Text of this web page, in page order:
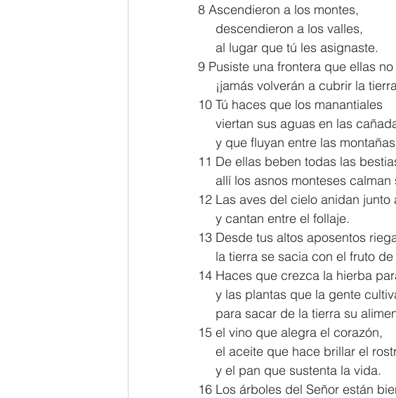
8 Ascendieron a los montes,
     descendieron a los valles,
     al lugar que tú les asignaste.
9 Pusiste una frontera que ellas
¡jamás volverán a cubrir la
10 Tú haces que los manantiales
viertan sus aguas en las
y que fluyan entre las
11 De ellas beben todas las
allí los asnos monteses
12 Las aves del cielo anidan junto
     y cantan entre el follaje.
13 Desde tus altos aposentos
la tierra se sacia con el fruto
14 Haces que crezca la hierba
y las plantas que la gente
para sacar de la tierra su
15 el vino que alegra el corazón,
el aceite que hace brillar el
     y el pan que sustenta la vida.
16 Los árboles del Señor están